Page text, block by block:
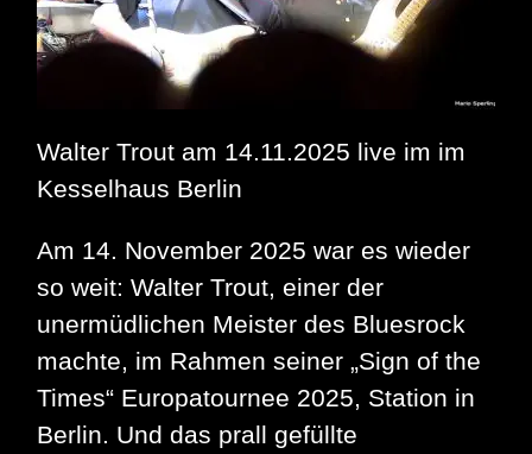
Walter Trout am 14.11.2025 live im im
Kesselhaus Berlin
Am 14. November 2025 war es wieder
so weit: Walter Trout, einer der
unermüdlichen Meister des Bluesrock
machte, im Rahmen seiner „Sign of the
Times“ Europatournee 2025, Station in
Berlin. Und das prall gefüllte